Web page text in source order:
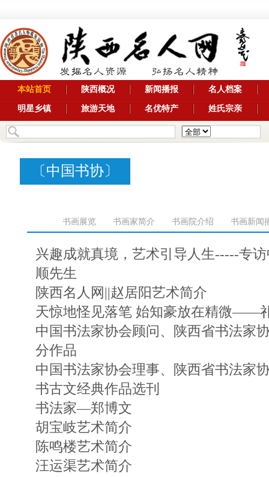
本站首页 陕西概况 新闻播报 名人档案
明星乡镇 旅游天地 名优特产 姓氏宗亲
〔中国书协〕
书画展览 书画家简介 书画院介绍 书画新闻
兴趣成就真境，艺术引导人生-----专
顺先生
陕西名人网||赵居阳艺术简介
天惊地怪见落笔 始知豪放在精微——
中国书法家协会顾问、陕西省书法家
分作品
中国书法家协会理事、陕西省书法家
书古文经典作品选刊
书法家—郑博文
胡宝岐艺术简介
陈鸣楼艺术简介
汪运渠艺术简介